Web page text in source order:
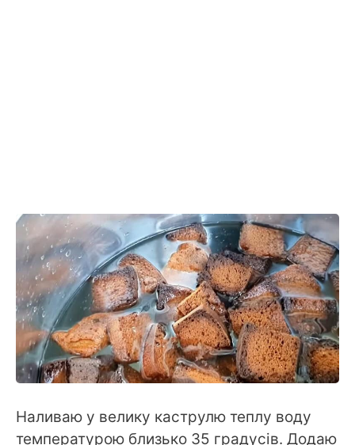
Наливаю у велику каструлю теплу воду
температурою близько 35 градусів. Додаю